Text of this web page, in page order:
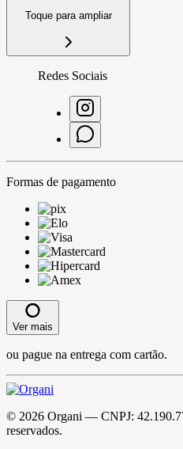
Toque para ampliar
Redes Sociais
Formas de pagamento
Ver mais
ou pague na entrega com cartão.
© 2026 Organi — CNPJ:
reservados.